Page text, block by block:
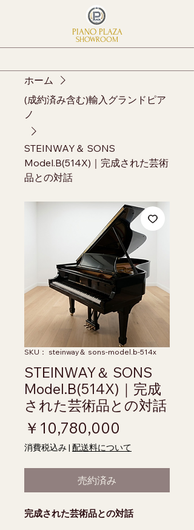
SHOWROOM
PIANO PLAZA
ホーム
(成約済み含む)輸入グランドピア
ノ
STEINWAY＆ SONS
Model.B(514X)｜完成された芸術
品との対話
SKU： steinway＆ sons-model.b-514x
STEINWAY＆ SONS
Model.B(514X)｜完成
された芸術品との対話
￥10,780,000
消費税込み | 配送料について
売約済み
完成された芸術品との対話